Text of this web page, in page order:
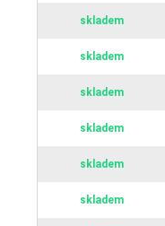
skladem
skladem
skladem
skladem
skladem
skladem